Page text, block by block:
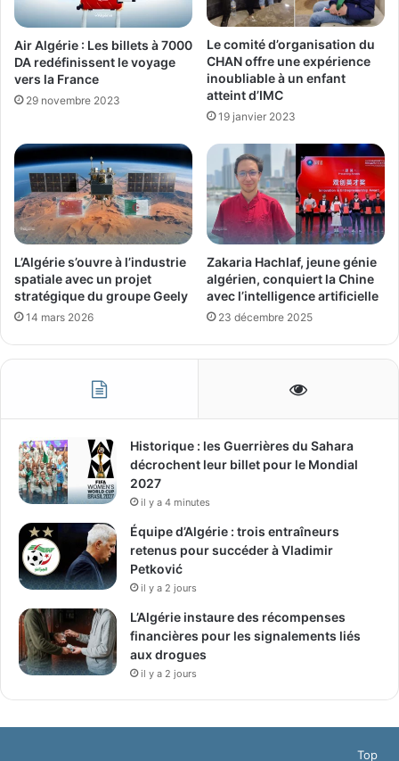
Air Algérie : Les billets à 7000
DA redéfinissent le voyage
vers la France
29 novembre 2023
Le comité d’organisation du
CHAN offre une expérience
inoubliable à un enfant
atteint d’IMC
19 janvier 2023
L’Algérie s’ouvre à l’industrie
spatiale avec un projet
stratégique du groupe Geely
14 mars 2026
Zakaria Hachlaf, jeune génie
algérien, conquiert la Chine
avec l’intelligence artificielle
23 décembre 2025
Historique : les Guerrières du Sahara
décrochent leur billet pour le Mondial
2027
il y a 4 minutes
Équipe d’Algérie : trois entraîneurs
retenus pour succéder à Vladimir
Petković
il y a 2 jours
L’Algérie instaure des récompenses
financières pour les signalements liés
aux drogues
il y a 2 jours
Top